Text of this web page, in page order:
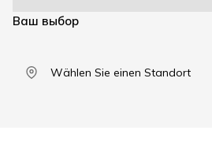
Ваш выбор
Wählen Sie einen Standort